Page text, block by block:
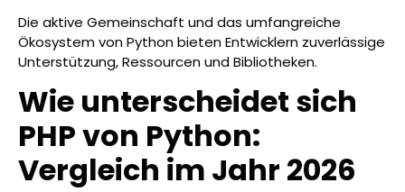
Die aktive Gemeinschaft und das umfangreiche
Ökosystem von Python bieten Entwicklern zuverlässige
Unterstützung, Ressourcen und Bibliotheken.
Wie unterscheidet sich
PHP von Python:
Vergleich im Jahr 2026